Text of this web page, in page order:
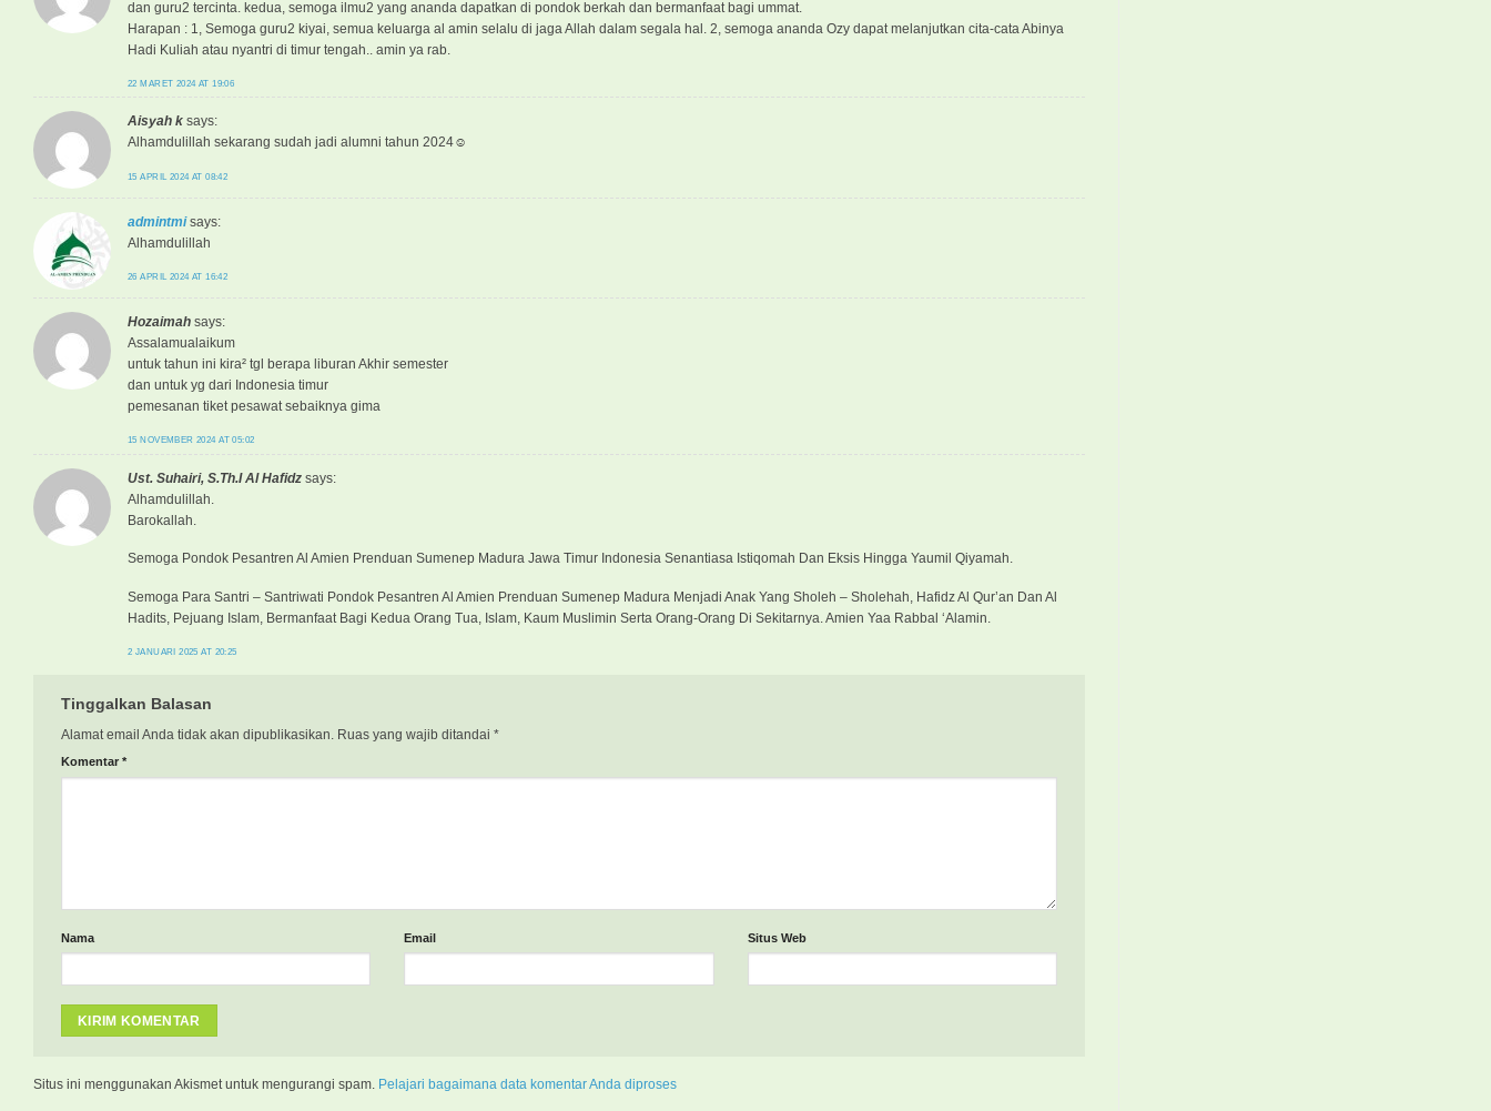
dan guru2 tercinta. kedua, semoga ilmu2 yang ananda dapatkan di pondok berkah dan bermanfaat bagi ummat.
Harapan : 1, Semoga guru2 kiyai, semua keluarga al amin selalu di jaga Allah dalam segala hal. 2, semoga ananda Ozy dapat melanjutkan cita-cata Abinya
Hadi Kuliah atau nyantri di timur tengah.. amin ya rab.
22 MARET 2024 AT 19:06
Aisyah k says:
Alhamdulillah sekarang sudah jadi alumni tahun 2024☺️
15 APRIL 2024 AT 08:42
admintmi says:
Alhamdulillah
26 APRIL 2024 AT 16:42
Hozaimah says:
Assalamualaikum
untuk tahun ini kira² tgl berapa liburan Akhir semester
dan untuk yg dari Indonesia timur
pemesanan tiket pesawat sebaiknya gima
15 NOVEMBER 2024 AT 05:02
Ust. Suhairi, S.Th.I Al Hafidz says:
Alhamdulillah.
Barokallah.
Semoga Pondok Pesantren Al Amien Prenduan Sumenep Madura Jawa Timur Indonesia Senantiasa Istiqomah Dan Eksis Hingga Yaumil Qiyamah.
Semoga Para Santri – Santriwati Pondok Pesantren Al Amien Prenduan Sumenep Madura Menjadi Anak Yang Sholeh – Sholehah, Hafidz Al Qur’an Dan Al
Hadits, Pejuang Islam, Bermanfaat Bagi Kedua Orang Tua, Islam, Kaum Muslimin Serta Orang-Orang Di Sekitarnya. Amien Yaa Rabbal ‘Alamin.
2 JANUARI 2025 AT 20:25
Tinggalkan Balasan
Alamat email Anda tidak akan dipublikasikan. Ruas yang wajib ditandai *
Komentar *
Nama Email Situs Web
Situs ini menggunakan Akismet untuk mengurangi spam. Pelajari bagaimana data komentar Anda diproses